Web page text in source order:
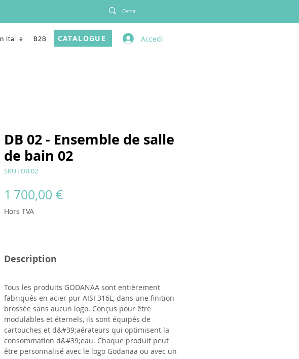
Italie
B2B
CATALOGUE Accedi
DB 02 - Ensemble de salle
de bain 02
SKU : DB 02
1 700,00 €
Hors TVA
Description
Tous les produits GODANAA sont entièrement
fabriqués en acier pur AISI 316L, dans une finition
brossée sans aucun logo. Conçus pour être
modulables et éternels, ils sont équipés de
cartouches et d&#39;aérateurs qui optimisent la
consommation d&#39;eau. Chaque produit peut
être personnalisé avec le logo Godanaa ou avec un